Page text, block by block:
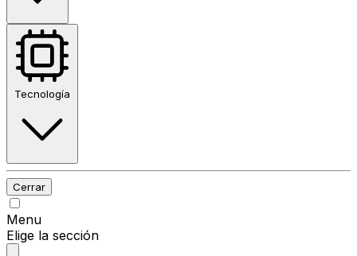
Tecnología
Cerrar
Menu
Elige la sección